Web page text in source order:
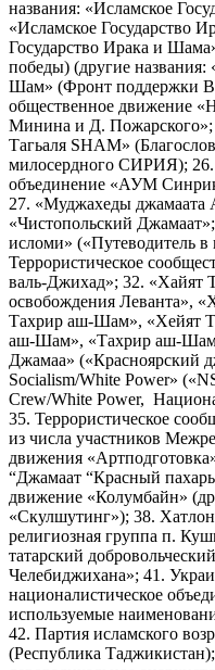
названия: «Исламское
«Исламское Государство
Государство Ирака и
победы) (другие
Шам» (Фронт поддержки
общественное движение
Минина и Д. Пожарского»;
Тагьаля SHAM»
милосердного СИРИЯ);
объединение «АУМ
27. «Муджахеды джамаата
«Чистопольский
исломи» («Путеводитель в
Террористическое
валь-Джихад»; 32. «Хайят
освобождения Леванта»,
Тахрир аш-Шам», «Хейят
аш-Шам», «Тахрир аш-
Джамаа» («Красноярский
Socialism/White Power»
Crew/White Power,
35. Террористическое
из числа участников
движения
“Джамаат “Красный
движение «Колумбайн»
«Скулшутинг»); 38.
религиозная группа п.
татарский
Челебиджихана»; 41.
националистическое
используемые
42. Партия исламского
(Республика